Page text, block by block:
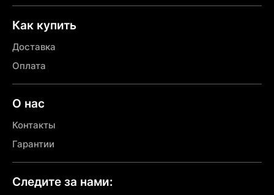
Как купить
Доставка
Оплата
О нас
Контакты
Гарантии
Следите за нами: